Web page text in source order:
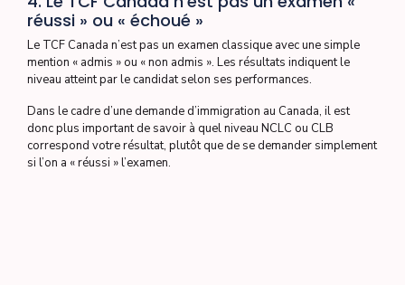
réussi » ou « échoué »
Le TCF Canada n’est pas un examen classique avec une simple
mention « admis » ou « non admis ». Les résultats indiquent le
niveau atteint par le candidat selon ses performances.
Dans le cadre d’une demande d’immigration au Canada, il est
donc plus important de savoir à quel niveau NCLC ou CLB
correspond votre résultat, plutôt que de se demander simplement
si l’on a « réussi » l’examen.